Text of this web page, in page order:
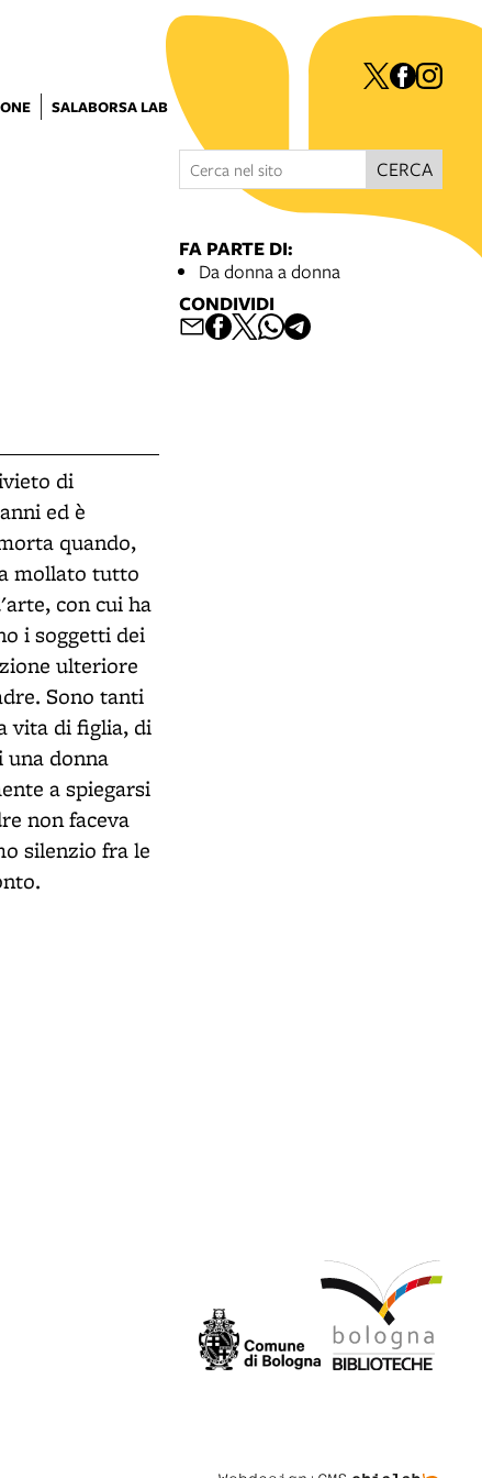
SALABORSA LAB
CERCA
di
ed è
quando,
mollato tutto
con cui ha
i soggetti dei
ulteriore
Sono tanti
vita di figlia, di
donna
a spiegarsi
non faceva
silenzio fra le
FA PARTE DI:
Da donna a donna
CONDIVIDI